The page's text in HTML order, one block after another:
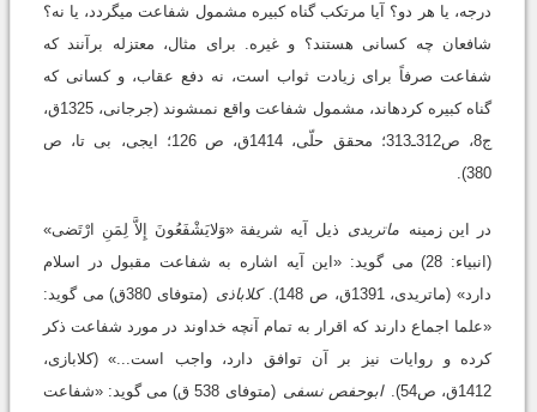
درجه، یا هر دو؟ آیا مرتکب گناه کبیره مشمول شفاعت می‏گردد، یا نه؟
شافعان چه کسانی هستند؟ و غیره. برای مثال، معتزله برآنند که
شفاعت صرفاً براى زیادت ثواب است، نه دفع عقاب، و کسانى که
گناه کبیره کرده‏اند، مشمول شفاعت واقع نمى‏شوند (جرجانى، 1325ق،
ج8، ص312ـ313؛ محقق حلّى، 1414ق، ص 126؛ ایجى، بی تا، ص
380).
در این زمینه ماتریدی ذیل آیه شریفة «وَلایَشْفَعُونَ إِلاَّ لِمَنِ ارْتَضی»
(انبیاء: 28) می گوید: «این آیه اشاره به شفاعت مقبول در اسلام
دارد» (ماتریدی، 1391ق، ص 148).
کلاباذی
(متوفای 380ق) می گوید:
«علما اجماع دارند که اقرار به تمام آنچه خداوند در مورد شفاعت ذکر
کرده و روایات نیز بر آن توافق دارد، واجب است...» (کلابازی،
1412ق، ص54).
ابوحفص نسفی
(متوفای 538 ق) می گوید: «شفاعت